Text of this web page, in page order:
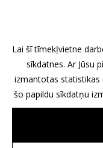
Lai šī tīmekļvietne
sīkdatnes. Ar Jūsu
izmantotas statistikas
šo papildu sīkdatņu